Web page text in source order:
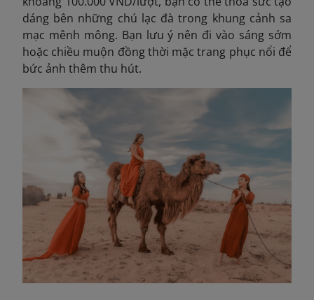
dáng bên những chú lạc đà trong khung cảnh sa
mạc mênh mông. Bạn lưu ý nên đi vào sáng sớm
hoặc chiều muộn đồng thời mặc trang phục nổi để
bức ảnh thêm thu hút.